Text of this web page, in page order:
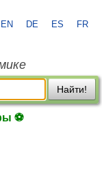
EN DE ES FR
Найти!
⚽